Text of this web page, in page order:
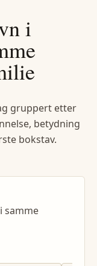
i
gruppert etter
betydning
bokstav.
samme